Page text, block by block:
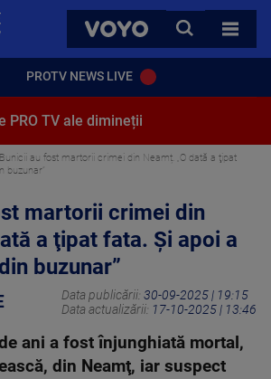
VOYO
CAUTA
TOATE
PROTV NEWS LIVE
PRO TV ale dimineții
Bunicii au fost martorii crimei din Neamț. „O dată a ţipat
buzunar”
martorii crimei din
a ţipat fata. Și apoi a
buzunar”
Data publicării: 30-09-2025 | 19:15
Data actualizării: 17-10-2025 | 13:46
ani a fost înjunghiată mortal,
din Neamţ, iar suspect